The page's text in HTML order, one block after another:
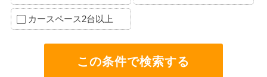
カースペース2台以上